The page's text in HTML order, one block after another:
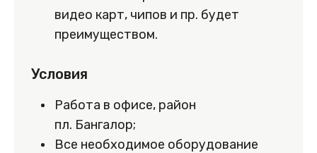
видео карт, чипов и пр. будет
преимуществом.
Условия
Работа в офисе, район
пл. Бангалор;
Все необходимое оборудование